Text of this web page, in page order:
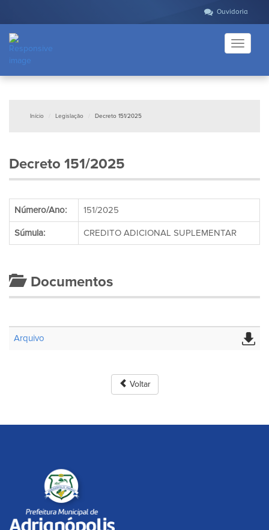
Ouvidoria
Toggle
Início Legislação Decreto 151/2025
Decreto 151/2025
Número/Ano: 151/2025
Súmula: CREDITO ADICIONAL SUPLEMENTAR
Documentos
Arquivo
Voltar